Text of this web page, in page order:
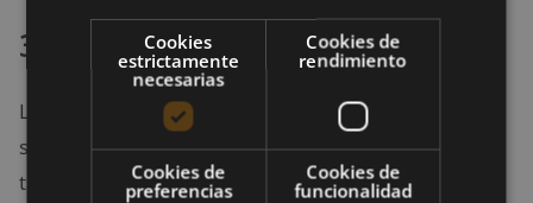
3.4 Creatina micronizada
La creatina micronizada es aquella que ha sido
sometida por un proceso químico para disminuir su
tamaño hasta hacerlo diminuto. El único beneficio
Cookies
estrictamente
necesarias
Cookies de
rendimiento
Cookies de
preferencias
Cookies de
funcionalidad